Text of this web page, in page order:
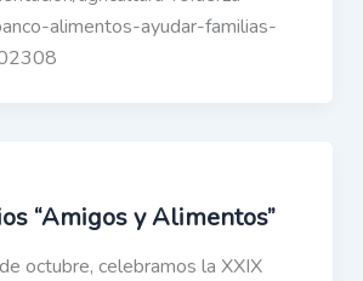
alimentos-ayudar-familias-
“Amigos y Alimentos”
octubre, celebramos la XXIX